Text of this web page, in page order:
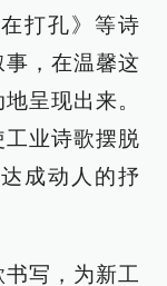
打孔》等诗
，在温馨这
呈现出来。
业诗歌摆脱
成动人的抒
写，为新工